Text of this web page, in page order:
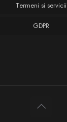
Termeni si servicii
GDPR